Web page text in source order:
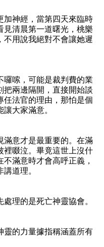
加神經，當第四天來臨時
見清晨第一道曙光，桃樂
不用說我絕對不會讓她遲
囉嗦，可能是裁判費的業
把兩邊隔開，直接開始談
任法官的理由，那怕是個
大家滿意。
滿意才是最重要的。在滿
裡啜泣。畢竟這世上沒什
滿意時才會高呼正義，
道理。
理的是死亡神靈協會。
靈的力量據指稱涵蓋所有